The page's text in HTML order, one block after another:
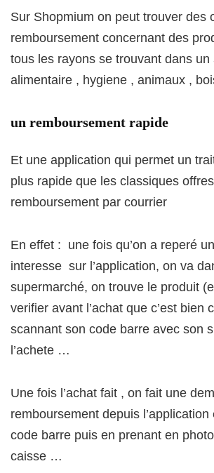
Sur Shopmium on peut trouver des
remboursement concernant des
tous les rayons se trouvant dans un
alimentaire , hygiene , animaux ,
un remboursement rapide
Et une application qui permet un
plus rapide que les classiques
remboursement par courrier
En effet : une fois qu’on a reperé
interesse sur l’application, on va
supermarché, on trouve le produit
verifier avant l’achat que c’est bien
scannant son code barre avec son
l’achete …
Une fois l’achat fait , on fait une
remboursement depuis
code barre puis en prenant en
caisse …